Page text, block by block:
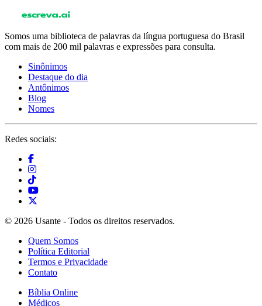
Somos uma biblioteca de palavras da língua portuguesa do Brasil
com mais de 200 mil palavras e expressões para consulta.
Sinônimos
Destaque do dia
Antônimos
Blog
Nomes
Redes sociais:
© 2026 Usante - Todos os direitos reservados.
Quem Somos
Política Editorial
Termos e Privacidade
Contato
Bíblia Online
Médicos